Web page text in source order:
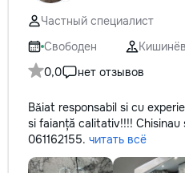
Частный специалист
Свободен
Кишинёв
0,0
нет отзывов
Bǎiat responsabil si cu
si faianță calitativ!!!! Chisinau
061162155. читать всё